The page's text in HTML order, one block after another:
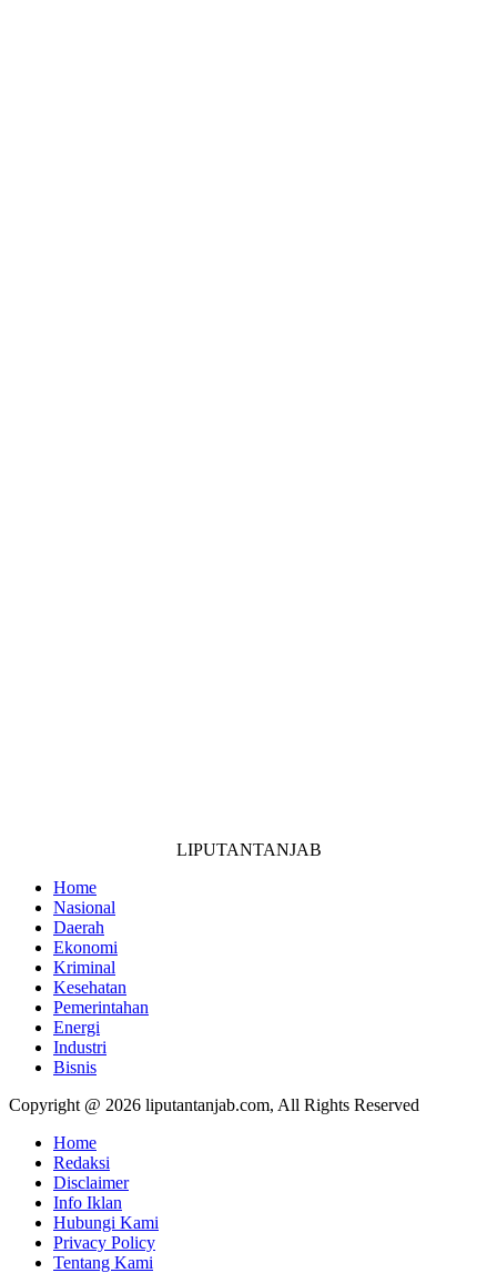
LIPUTANTANJAB
Home
Nasional
Daerah
Ekonomi
Kriminal
Kesehatan
Pemerintahan
Energi
Industri
Bisnis
Copyright @ 2026 liputantanjab.com, All Rights Reserved
Home
Redaksi
Disclaimer
Info Iklan
Hubungi Kami
Privacy Policy
Tentang Kami